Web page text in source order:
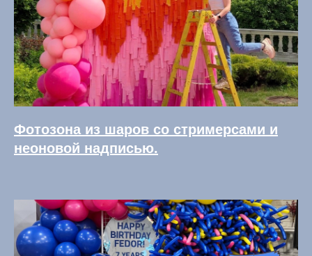
Фотозона из шаров со стримерсами и
неоновой надписью.